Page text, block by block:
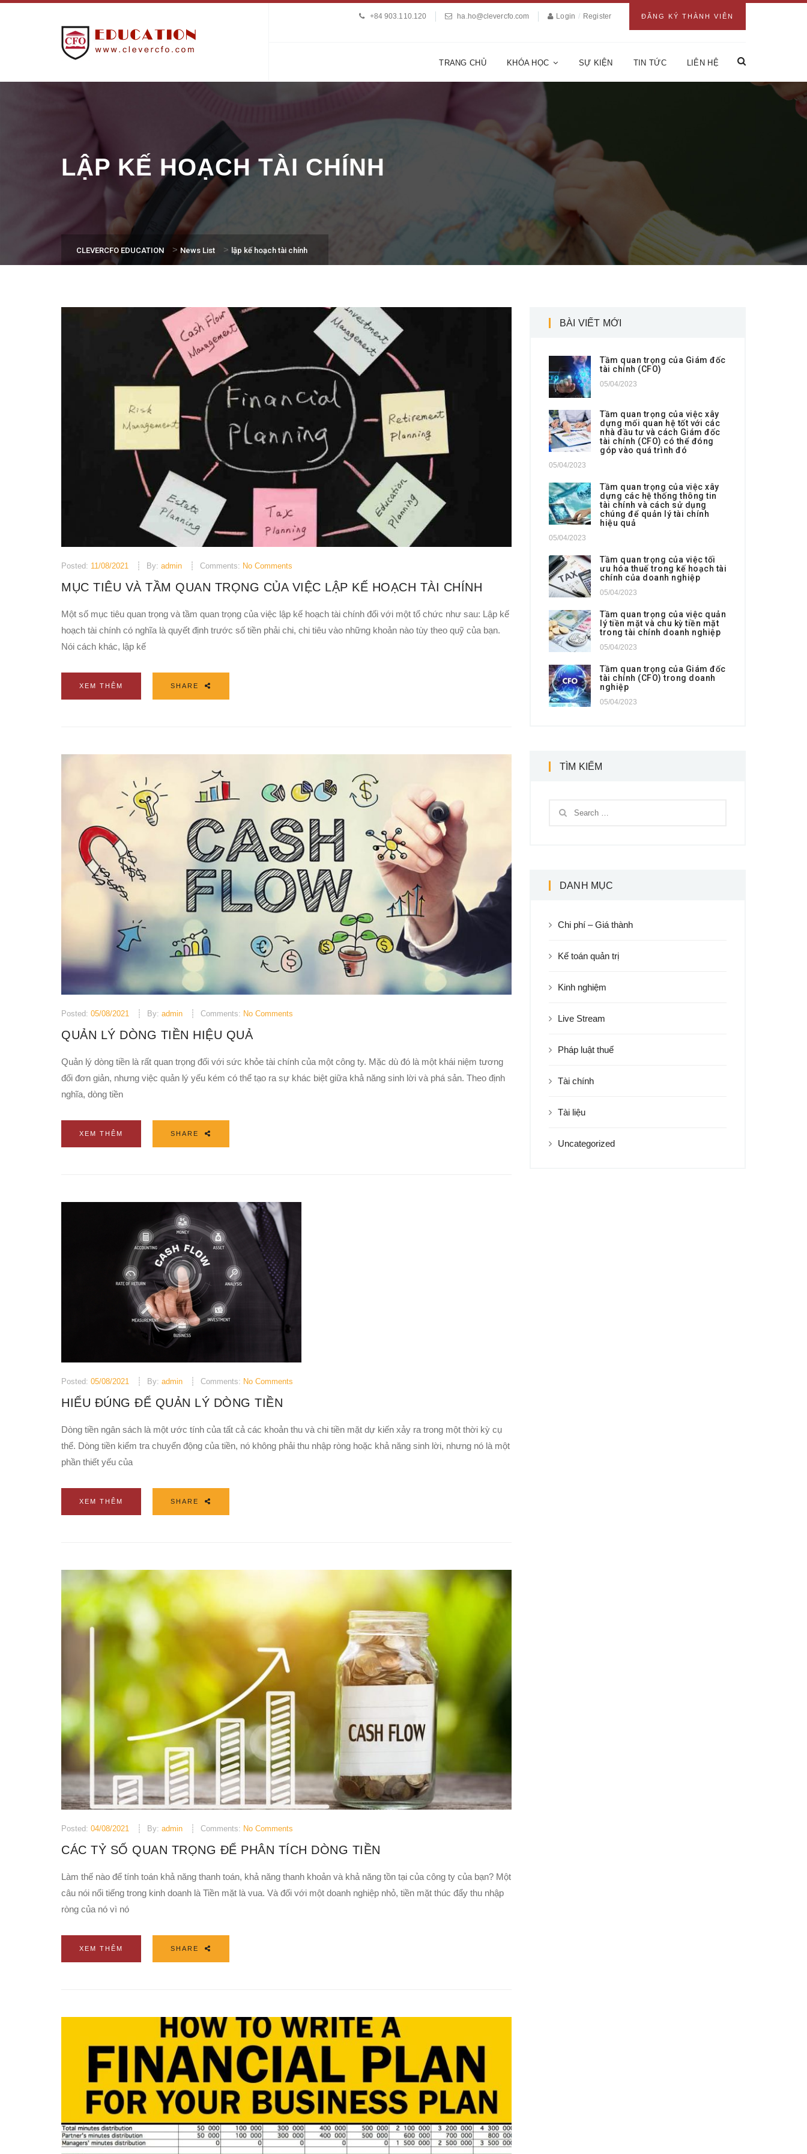
ĐĂNG KÝ THÀNH VIÊN
+84 903.110.120 ha.ho@clevercfo.com Login / Register
TRANG CHỦ KHÓA HỌC SỰ KIỆN TIN TỨC LIÊN HỆ
LẬP KẾ HOẠCH TÀI CHÍNH
CLEVERCFO EDUCATION > News List > lập kế hoạch tài chính
Posted: 11/08/2021 By: admin Comments: No Comments
MỤC TIÊU VÀ TẦM QUAN TRỌNG CỦA VIỆC LẬP KẾ HOẠCH TÀI CHÍNH
Một số mục tiêu quan trọng và tầm quan trọng của việc lập kế hoạch tài chính đối với một tổ chức như sau: Lập kế
hoạch tài chính có nghĩa là quyết định trước số tiền phải chi, chi tiêu vào những khoản nào tùy theo quỹ của bạn.
Nói cách khác, lập kế
XEM THÊM SHARE
Posted: 05/08/2021 By: admin Comments: No Comments
QUẢN LÝ DÒNG TIỀN HIỆU QUẢ
Quản lý dòng tiền là rất quan trọng đối với sức khỏe tài chính của một công ty. Mặc dù đó là một khái niệm tương
đối đơn giản, nhưng việc quản lý yếu kém có thể tạo ra sự khác biệt giữa khả năng sinh lời và phá sản. Theo định
nghĩa, dòng tiền
XEM THÊM SHARE
Posted: 05/08/2021 By: admin Comments: No Comments
HIỂU ĐÚNG ĐỂ QUẢN LÝ DÒNG TIỀN
Dòng tiền ngân sách là một ước tính của tất cả các khoản thu và chi tiền mặt dự kiến xảy ra trong một thời kỳ cụ
thể. Dòng tiền kiểm tra chuyển động của tiền, nó không phải thu nhập ròng hoặc khả năng sinh lời, nhưng nó là một
phần thiết yếu của
XEM THÊM SHARE
Posted: 04/08/2021 By: admin Comments: No Comments
CÁC TỶ SỐ QUAN TRỌNG ĐỂ PHÂN TÍCH DÒNG TIỀN
Làm thế nào để tính toán khả năng thanh toán, khả năng thanh khoản và khả năng tồn tại của công ty của bạn? Một
câu nói nổi tiếng trong kinh doanh là Tiền mặt là vua. Và đối với một doanh nghiệp nhỏ, tiền mặt thúc đẩy thu nhập
ròng của nó vì nó
XEM THÊM SHARE
BÀI VIẾT MỚI
Tầm quan trọng của Giám đốc
tài chính (CFO)
05/04/2023
Tầm quan trọng của việc xây
dựng mối quan hệ tốt với các
nhà đầu tư và cách Giám đốc
tài chính (CFO) có thể đóng
góp vào quá trình đó
05/04/2023
Tầm quan trọng của việc xây
dựng các hệ thống thông tin
tài chính và cách sử dụng
chúng để quản lý tài chính
hiệu quả
05/04/2023
Tầm quan trọng của việc tối
ưu hóa thuế trong kế hoạch tài
chính của doanh nghiệp
05/04/2023
Tầm quan trọng của việc quản
lý tiền mặt và chu kỳ tiền mặt
trong tài chính doanh nghiệp
05/04/2023
Tầm quan trọng của Giám đốc
tài chính (CFO) trong doanh
nghiệp
05/04/2023
TÌM KIẾM
DANH MỤC
Chi phí – Giá thành
Kế toán quản trị
Kinh nghiệm
Live Stream
Pháp luật thuế
Tài chính
Tài liệu
Uncategorized